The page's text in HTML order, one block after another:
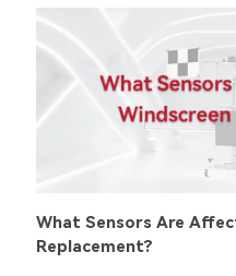
What Sensors Are
Replacement?